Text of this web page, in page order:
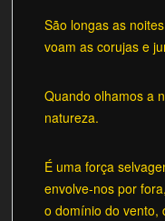
São longas as
voam as corujas e
Quando olhamos a
natureza.
É uma força
envolve-nos por
o domínio do vento,